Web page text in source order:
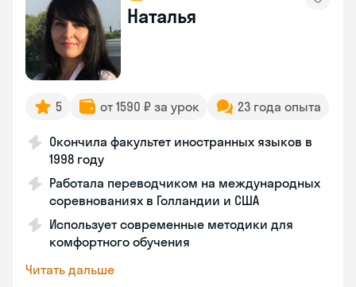
Наталья
5 от 1590 ₽ за урок 23 года опыта
Окончила факультет иностранных языков в
1998 году
Работала переводчиком на международных
соревнованиях в Голландии и США
Использует современные методики для
комфортного обучения
Читать дальше